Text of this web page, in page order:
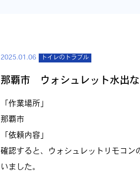
2025.01.06 トイレのトラブル
那覇市 ウォシュレット水出
「作業場所」
那覇市
「依頼内容」
確認すると、ウォシュレットリモコン
いました。